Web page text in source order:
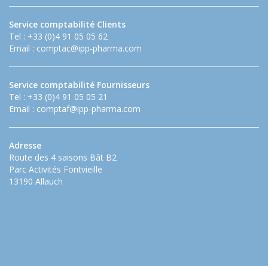
Service comptabilité Clients
Tel : +33 (0)4 91 05 05 62
Email : comptac@ipp-pharma.com
Service comptabilité Fournisseurs
Tel : +33 (0)4 91 05 05 21
Email : comptaf@ipp-pharma.com
Adresse
Route des 4 saisons Bât B2
Parc Activités Fontvieille
13190 Allauch